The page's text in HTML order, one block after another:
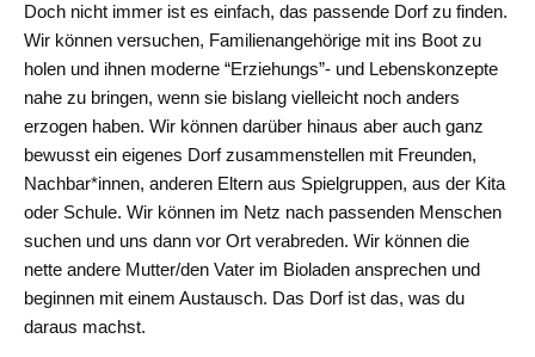
Doch nicht immer ist es einfach, das passende Dorf zu finden.
Wir können versuchen, Familienangehörige mit ins Boot zu
holen und ihnen moderne “Erziehungs”- und Lebenskonzepte
nahe zu bringen, wenn sie bislang vielleicht noch anders
erzogen haben. Wir können darüber hinaus aber auch ganz
bewusst ein eigenes Dorf zusammenstellen mit Freunden,
Nachbar*innen, anderen Eltern aus Spielgruppen, aus der Kita
oder Schule. Wir können im Netz nach passenden Menschen
suchen und uns dann vor Ort verabreden. Wir können die
nette andere Mutter/den Vater im Bioladen ansprechen und
beginnen mit einem Austausch. Das Dorf ist das, was du
daraus machst.